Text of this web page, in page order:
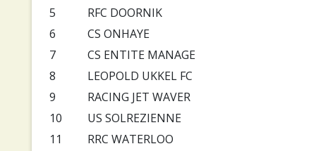
5
RFC DOORNIK
6
CS ONHAYE
7
CS ENTITE MANAGE
8
LEOPOLD UKKEL FC
9
RACING JET WAVER
10
US SOLREZIENNE
11
RRC WATERLOO